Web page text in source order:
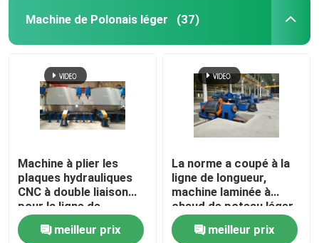
machine de cisaillement hydraulique
Grenailleuse
Machine de découpe laser
CNC machine de découpe plasma
Machine de Polonais léger (37)
Machine à plier les
plaques hydrauliques
CNC à double liaison
pour la ligne de
production de poteaux
lumineuxmeilleur prix
La norme a coupé à la
ligne de longueur,
machine laminée à
chaud de poteau léger
d'acier doux pour 6m
8m 14mmeilleur prix